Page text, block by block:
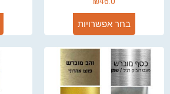
בחר אפשרויות